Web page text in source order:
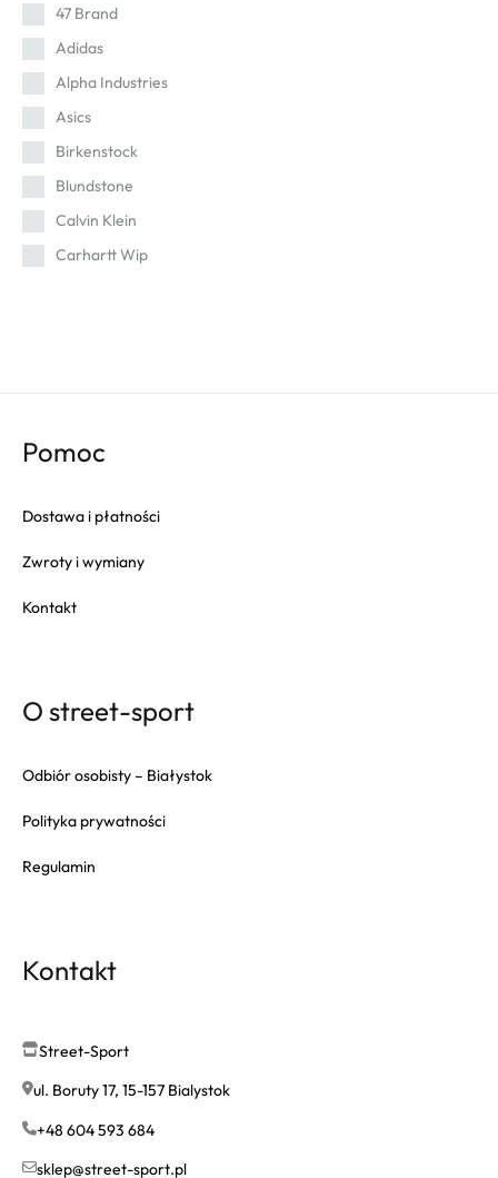
47 Brand
Adidas
Alpha Industries
Asics
Birkenstock
Blundstone
Calvin Klein
Carhartt Wip
Converse
Crocs
Eastpak
Fila
Fitflop
Goorin Bros
Herschel
Jansport
Keen
Le Coq Sportif
Loungefly
Pomoc
Dostawa i płatności
Zwroty i wymiany
Kontakt
O street-sport
Odbiór osobisty – Białystok
Polityka prywatności
Regulamin
Kontakt
Street-Sport
ul. Boruty 17, 15-157 Bialystok
+48 604 593 684
sklep@street-sport.pl